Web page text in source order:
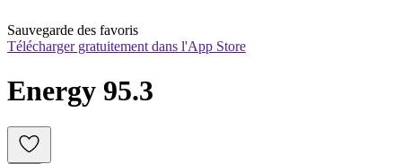
Sauvegarde des favoris
Télécharger gratuitement dans l'App Store
Energy 95.3